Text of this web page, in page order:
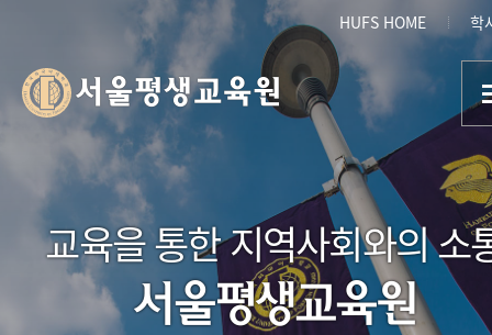
HUFS HOME 학
서울평생교육원
교육을 통한 지역사회와의 소
서울평생교육원